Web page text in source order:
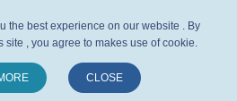
the best experience on our website . By
site , you agree to makes use of cookie.
CLOSE